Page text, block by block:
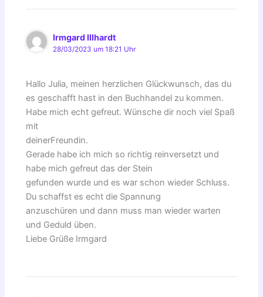
Irmgard Illhardt
28/03/2023 um 18:21 Uhr
Hallo Julia, meinen herzlichen Glückwunsch, das du
es geschafft hast in den Buchhandel zu kommen.
Habe mich echt gefreut. Wünsche dir noch viel Spaß
mit
deinerFreundin.
Gerade habe ich mich so richtig reinversetzt und
habe mich gefreut das der Stein
gefunden wurde und es war schon wieder Schluss.
Du schaffst es echt die Spannung
anzuschüren und dann muss man wieder warten
und Geduld üben.
Liebe Grüße Irmgard